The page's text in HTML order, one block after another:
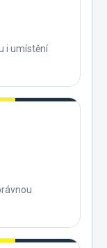
i umístění